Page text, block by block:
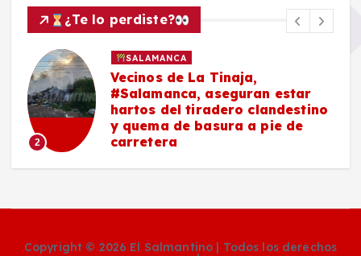
¿Te lo perdiste?
2
SALAMANCA
Vecinos de La Tinaja,
#Salamanca, aseguran estar
hartos del tiradero clandestino
y quema de basura a pie de
carretera
Copyright © 2026 El Salmantino | Todos los derechos